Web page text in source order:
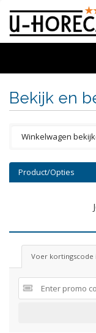
Bekijk en
Product/Opties
Voer kortingscode